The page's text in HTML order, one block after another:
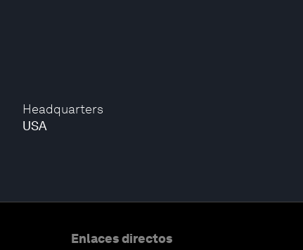
Headquarters
USA
Enlaces directos